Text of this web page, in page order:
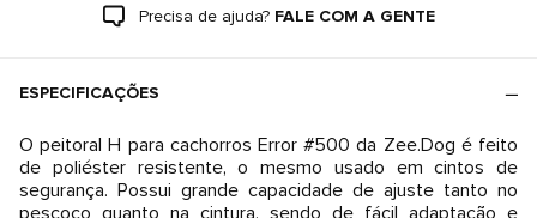
Precisa de ajuda? FALE COM A GENTE
ESPECIFICAÇÕES
O peitoral H para cachorros Error #500 da Zee.Dog é feito
de poliéster resistente, o mesmo usado em cintos de
segurança. Possui grande capacidade de ajuste tanto no
pescoço quanto na cintura, sendo de fácil adaptação e